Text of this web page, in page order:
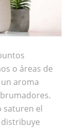
o áreas de
aroma
saturen el